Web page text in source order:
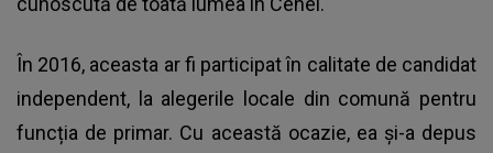
În 2016, aceasta ar fi participat în calitate de candidat
independent, la alegerile locale din comună pentru
funcția de primar. Cu această ocazie, ea și-a depus